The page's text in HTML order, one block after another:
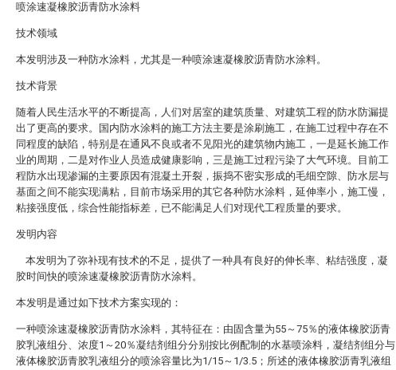
喷涂速凝橡胶沥青防水涂料
技术领域
本发明涉及一种防水涂料，尤其是一种喷涂速凝橡胶沥青防水涂料。
技术背景
随着人民生活水平的不断提高，人们对居室的建筑质量、对建筑工程的防水防漏提
出了更高的要求。国内防水涂料的施工方法主要是涂刷施工，在施工过程中存在不
同程度的缺陷，特别是在通风不良或者不见阳光的建筑物内施工，一是延长施工作
业的周期，二是对作业人员造成健康影响，三是施工过程污染了大气环境。目前工
程防水出现渗漏的主要原因有混凝土开裂，振捣不密实形成的毛细空隙、防水层与
基面之间不能实现满粘，目前市场采用的其它各种防水涂料，延伸率小，施工慢，
粘接强度低，综合性能指标差，已不能满足人们对现代工程质量的要求。
发明内容
本发明为了弥补现有技术的不足，提供了一种具有良好的伸长率、粘结强度，凝
胶时间快的喷涂速凝橡胶沥青防水涂料。
本发明是通过如下技术方案实现的：
一种喷涂速凝橡胶沥青防水涂料，其特征在：由固含量为55～75％的液体橡胶沥青
胶乳液组分、浓度1～20％凝结剂组分分别按比例配制的水基喷涂料，凝结剂组分与
液体橡胶沥青胶乳液组分的喷涂容量比为1/15～1/3.5；所述的液体橡胶沥青乳液组